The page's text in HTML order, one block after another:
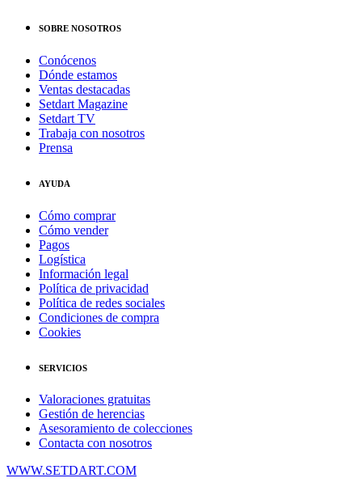
SOBRE NOSOTROS
Conócenos
Dónde estamos
Ventas destacadas
Setdart Magazine
Setdart TV
Trabaja con nosotros
Prensa
AYUDA
Cómo comprar
Cómo vender
Pagos
Logística
Información legal
Política de privacidad
Política de redes sociales
Condiciones de compra
Cookies
SERVICIOS
Valoraciones gratuitas
Gestión de herencias
Asesoramiento de colecciones
Contacta con nosotros
WWW.SETDART.COM